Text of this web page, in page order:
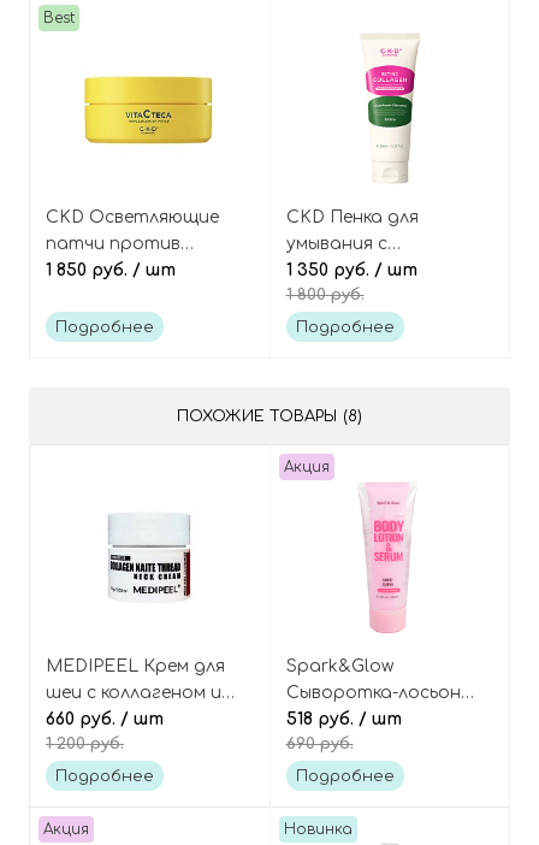
Elasticity Mask
Best
CKD Осветляющие
патчи против
тёмных кругов с
Teca Triple Blemish
1 850 руб. / шт
Подробнее
CKD Пенка для
умывания с
ретиналем и
коллагеном, Retino
Collagen Small
1 350 руб. / шт
1 800 руб.
Подробнее
ПОХОЖИЕ ТОВАРЫ (8)
MEDIPEEL Крем для
шеи с коллагеном и
пептидами
(миниатюра), Premium
Collagen Naite Thread
660 руб. / шт
1 200 руб.
Подробнее
Акция
Spark&Glow
Сыворотка-лосьон
для тела с ароматом
сладкой гуавы, Body
Lotion&Serum Sweet
518 руб. / шт
690 руб.
Подробнее
Акция Новинка